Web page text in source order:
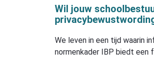
Wil jouw
We leven in een tijd waarin
normenkader IBP biedt een